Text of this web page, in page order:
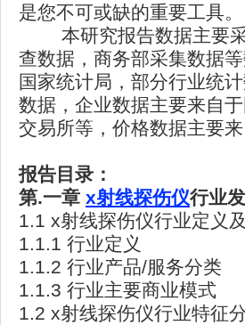
是您不可或缺的重要工具。
本研究报告数据主要采
查数据，商务部采集数据
国家统计局，部分行业统
数据，企业数据主要来自
交易所等，价格数据主要
报告目录：
第.一章 x射线探伤仪行业
1.1 x射线探伤仪行业定义
1.1.1 行业定义
1.1.2 行业产品/服务分类
1.1.3 行业主要商业模式
1.2 x射线探伤仪行业特征